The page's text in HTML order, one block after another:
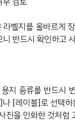
벨지를 올바르게
반드시 확인하고
지 종류를 반드시
[레이블]로 선택
을 인화한 것처럼